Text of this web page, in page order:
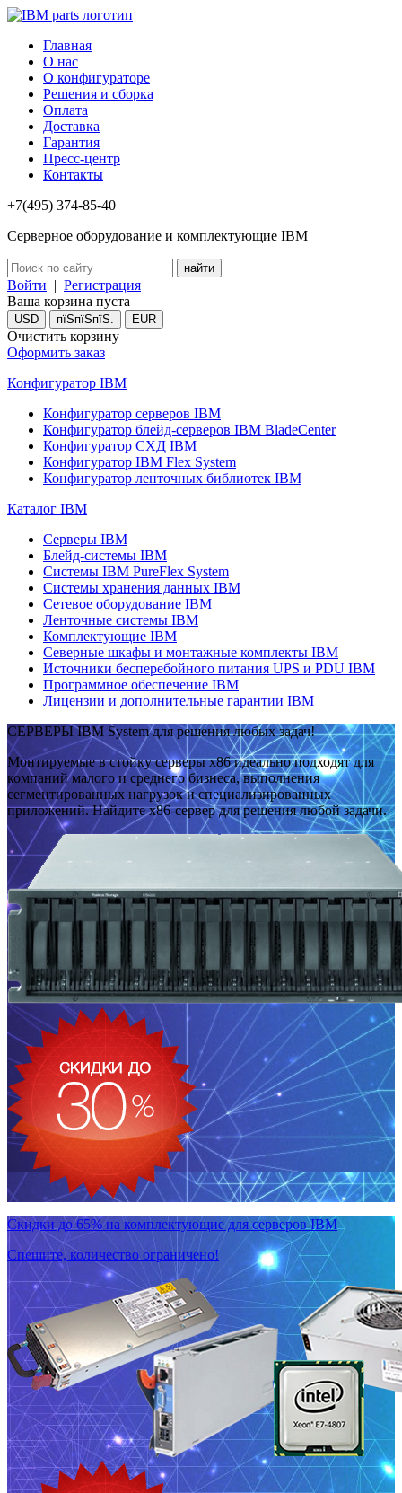
Главная
О нас
О конфигураторе
Решения и сборка
Оплата
Доставка
Гарантия
Пресс-центр
Контакты
+7(495) 374-85-40
Серверное оборудование и комплектующие IBM
Войти | Регистрация
Ваша корзина пуста
USD пїЅпїЅпїЅ. EUR
Очистить корзину
Оформить заказ
Конфигуратор IBM
Конфигуратор серверов IBM
Конфигуратор блейд-серверов IBM BladeCenter
Конфигуратор СХД IBM
Конфигуратор IBM Flex System
Конфигуратор ленточных библиотек IBM
Каталог IBM
Серверы IBM
Блейд-системы IBM
Системы IBM PureFlex System
Системы хранения данных IBM
Сетевое оборудование IBM
Ленточные системы IBM
Комплектующие IBM
Северные шкафы и монтажные комплекты IBM
Источники бесперебойного питания UPS и PDU IBM
Программное обеспечение IBM
Лицензии и дополнительные гарантии IBM
СЕРВЕРЫ IBM System для решения любых задач!
Монтируемые в стойку серверы x86 идеально подходят для
компаний малого и среднего бизнеса, выполнения
сегментированных нагрузок и специализированных
приложений. Найдите x86-сервер для решения любой задачи.
Скидки до 65% на комплектующие для серверов IBM
Спешите, количество ограничено!